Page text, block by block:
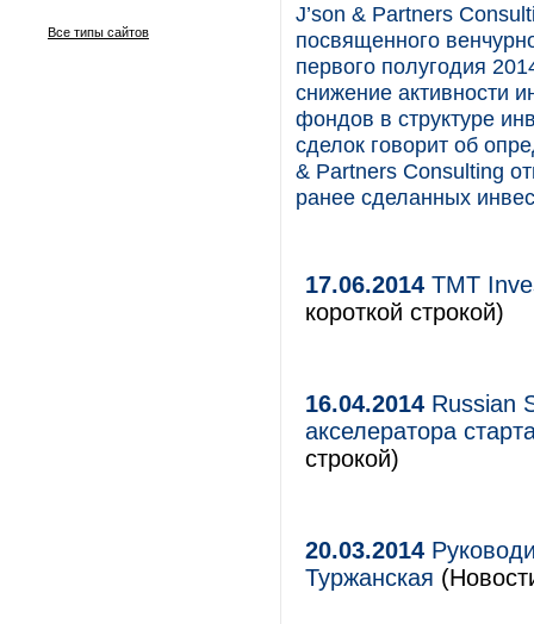
Все типы сайтов
J’son & Partners
посвященного
первого полугодия
снижение активности
фондов в структуре
сделок говорит об
& Partners Consulting
ранее сделанных
17.06.2014 TMT
короткой строкой)
16.04.2014 Russian
акселератора
строкой)
20.03.2014
Туржанская